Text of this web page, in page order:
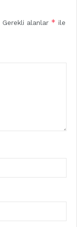
Gerekli alanlar * ile